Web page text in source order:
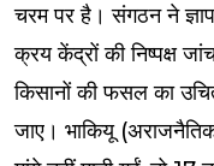
चरम पर है। संगठन ने
क्रय केंद्रों की निष्पक्ष
किसानों की फसल का
जाए। भाकियू